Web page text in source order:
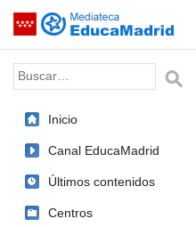
Saltar navegación
Palabra o frase:
Inicio
Canal EducaMadrid
Últimos contenidos
Centros